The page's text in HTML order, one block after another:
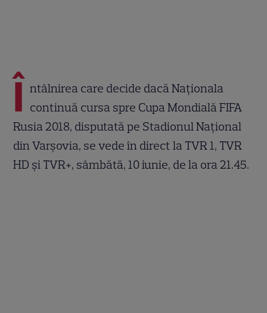
Î ntâlnirea care decide dacă Naţionala
continuă cursa spre Cupa Mondială FIFA
Rusia 2018, disputată pe Stadionul Naţional
din Varşovia, se vede în direct la TVR 1, TVR
HD şi TVR+, sâmbătă, 10 iunie, de la ora 21.45.